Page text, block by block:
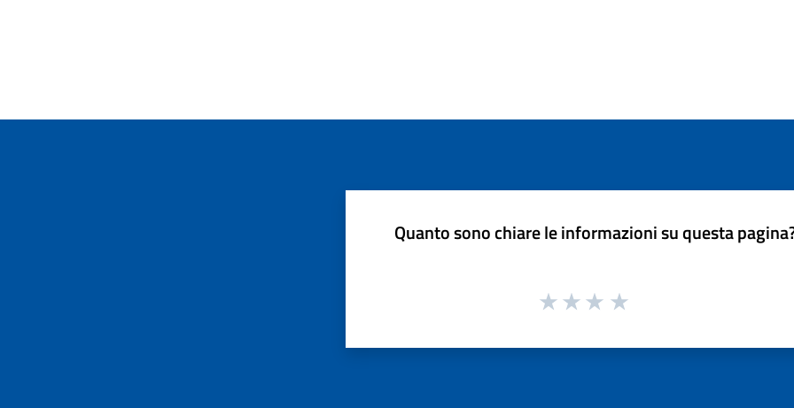
Quanto sono chiare le informazioni su questa